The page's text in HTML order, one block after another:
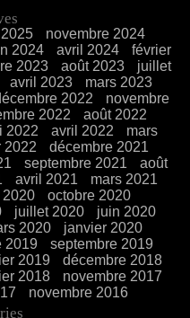
novembre 2024
2024 avril 2024
février
2023 août 2023
juillet
avril 2023
mars 2023
2022
novembre
2022
août 2022
2022 avril 2022
mars
2022
décembre 2021
septembre 2021
août
avril 2021
mars 2021
2020
octobre 2020
juillet 2020
juin 2020
2020
janvier 2020
2019
septembre 2019
2019
décembre 2018
2018
novembre 2017
novembre 2016